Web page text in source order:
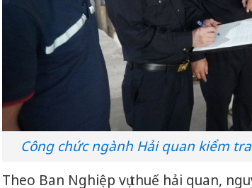
Công chức ngành Hải quan kiểm
Theo Ban Nghiệp vụ thuế hải quan,